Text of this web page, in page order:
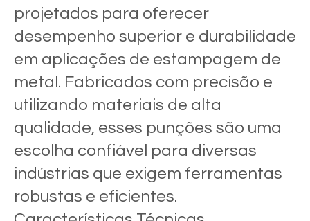
projetados para oferecer
desempenho superior e durabilidade
em aplicações de estampagem de
metal. Fabricados com precisão e
utilizando materiais de alta
qualidade, esses punções são uma
escolha confiável para diversas
indústrias que exigem ferramentas
robustas e eficientes.